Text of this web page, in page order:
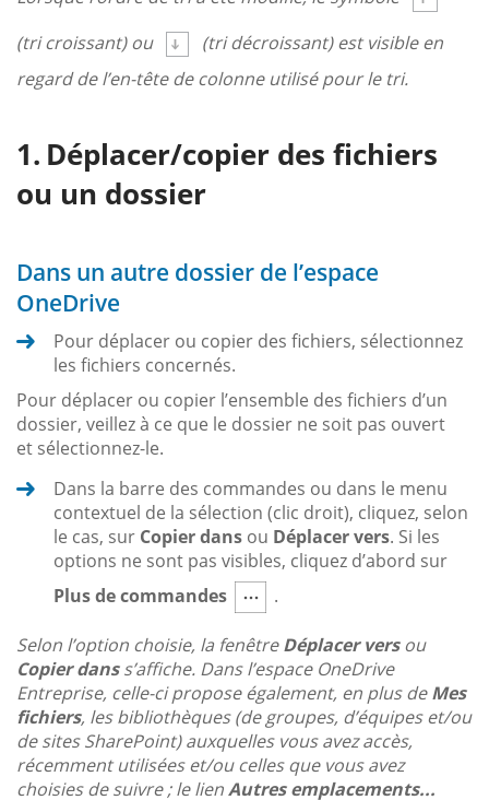
(tri croissant) ou
(tri décroissant) est visible en
regard de l’en-tête de colonne utilisé pour le tri.
Déplacer/copier des fichiers
ou un dossier
Dans un autre dossier de l’espace
OneDrive
Pour déplacer ou copier des fichiers, sélectionnez
les fichiers concernés.
Pour déplacer ou copier l’ensemble des fichiers d’un
dossier, veillez à ce que le dossier ne soit pas ouvert
et sélectionnez-le.
Dans la barre des commandes ou dans le menu
contextuel de la sélection (clic droit), cliquez, selon
le cas, sur Copier dans ou Déplacer vers. Si les
options ne sont pas visibles, cliquez d’abord sur
Plus de commandes
.
Selon l’option choisie, la fenêtreDéplacer versou
Copier danss’affiche. Dans l’espace OneDrive
Entreprise, celle-ci propose également, en plus deMes
fichiers, les bibliothèques (de groupes, d’équipes et/ou
de sites SharePoint) auxquelles vous avez accès,
récemment utilisées et/ou celles que vous avez
choisies de suivre ; le lienAutres emplacements...